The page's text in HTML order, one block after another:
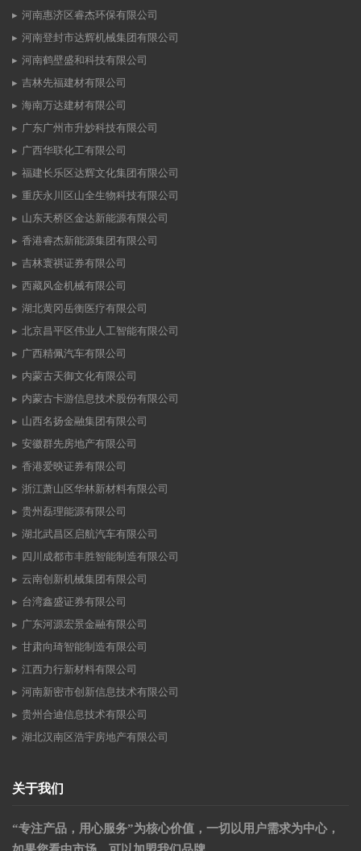
河南惠济区睿杰环保有限公司
河南登封市达辉机械集团有限公司
河南鹤壁盛和科技有限公司
吉林先福建材有限公司
海南万达建材有限公司
广东广州市升妙科技有限公司
广西华联化工有限公司
福建长乐区达辉文化集团有限公司
重庆永川区山全生物科技有限公司
山东天桥区金达新能源有限公司
香港睿杰新能源集团有限公司
吉林寰祺证券有限公司
西藏风金机械有限公司
湖北黄冈岳衡医疗有限公司
北京昌平区伟业人工智能有限公司
广西精佩汽车有限公司
内蒙古天御文化有限公司
内蒙古卡游信息技术股份有限公司
山西名扬金融集团有限公司
安徽群先房地产有限公司
香港爱映证券有限公司
浙江萧山区华林新材料有限公司
贵州磊理能源有限公司
湖北武昌区启航汽车有限公司
四川成都市丰胜智能制造有限公司
云南创新机械集团有限公司
台湾鑫盛证券有限公司
广东河源宏景金融有限公司
甘肃向琦智能制造有限公司
江西力行新材料有限公司
河南新密市创新信息技术有限公司
贵州合迪信息技术有限公司
湖北汉南区浩宇房地产有限公司
关于我们
“专注产品，用心服务”为核心价值，一切以用户需求为中心，